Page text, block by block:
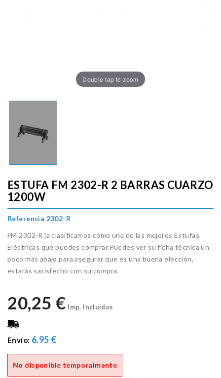
Double tap to zoom
ESTUFA FM 2302-R 2 BARRAS CUARZO
1200W
Referencia 2302-R
FM 2302-R la clasificamos cómo una de las mejores Estufas
Eléctricas que puedes comprar.Puedes ver su ficha técnica un
poco más abajo para asegurar que es una buena elección,
estarás satisfecho con su compra.
20,25 € Imp. Incluidos
Envío: 6.95 €
No disponible temporalmente